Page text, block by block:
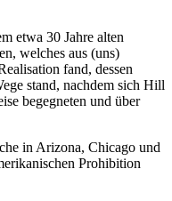
etwa 30 Jahre alten
welches aus (uns)
fand, dessen
stand, nachdem sich Hill
begegneten und über
in Arizona, Chicago und
Prohibition